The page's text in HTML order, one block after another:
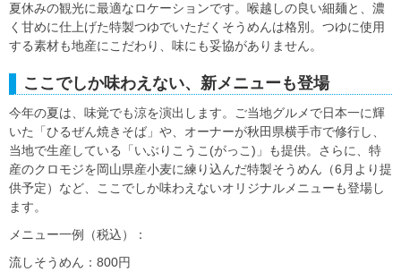
夏休みの観光に最適なロケーションです。喉越しの良い細麺と、濃
く甘めに仕上げた特製つゆでいただくそうめんは格別。つゆに使用
する素材も地産にこだわり、味にも妥協がありません。
ここでしか味わえない、新メニューも登場
今年の夏は、味覚でも涼を演出します。ご当地グルメで日本一に輝
いた「ひるぜん焼きそば」や、オーナーが秋田県横手市で修行し、
当地で生産している「いぶりこうこ(がっこ)」も提供。さらに、特
産のクロモジを岡山県産小麦に練り込んだ特製そうめん（6月より提
供予定）など、ここでしか味わえないオリジナルメニューも登場し
ます。
メニュー一例（税込）：
流しそうめん：800円